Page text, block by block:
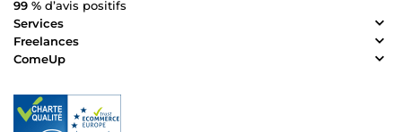
99 % d’avis positifs
Services
Freelances
ComeUp